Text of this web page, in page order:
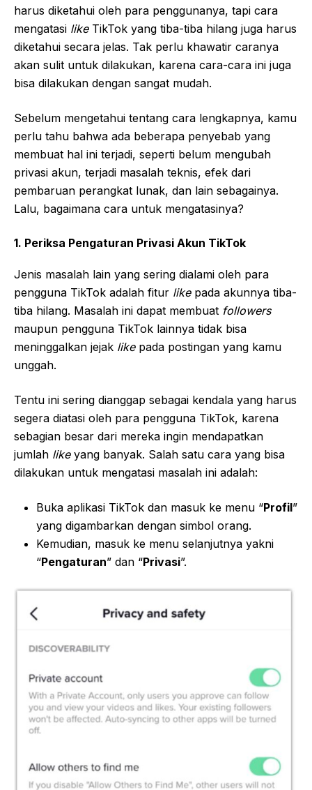
harus diketahui oleh para penggunanya, tapi cara
mengatasi like TikTok yang tiba-tiba hilang juga harus
diketahui secara jelas. Tak perlu khawatir caranya
akan sulit untuk dilakukan, karena cara-cara ini juga
bisa dilakukan dengan sangat mudah.
Sebelum mengetahui tentang cara lengkapnya, kamu
perlu tahu bahwa ada beberapa penyebab yang
membuat hal ini terjadi, seperti belum mengubah
privasi akun, terjadi masalah teknis, efek dari
pembaruan perangkat lunak, dan lain sebagainya.
Lalu, bagaimana cara untuk mengatasinya?
1. Periksa Pengaturan Privasi Akun TikTok
Jenis masalah lain yang sering dialami oleh para
pengguna TikTok adalah fitur like pada akunnya tiba-
tiba hilang. Masalah ini dapat membuat followers
maupun pengguna TikTok lainnya tidak bisa
meninggalkan jejak like pada postingan yang kamu
unggah.
Tentu ini sering dianggap sebagai kendala yang harus
segera diatasi oleh para pengguna TikTok, karena
sebagian besar dari mereka ingin mendapatkan
jumlah like yang banyak. Salah satu cara yang bisa
dilakukan untuk mengatasi masalah ini adalah:
Buka aplikasi TikTok dan masuk ke menu “Profil”
yang digambarkan dengan simbol orang.
Kemudian, masuk ke menu selanjutnya yakni
“Pengaturan” dan “Privasi”.